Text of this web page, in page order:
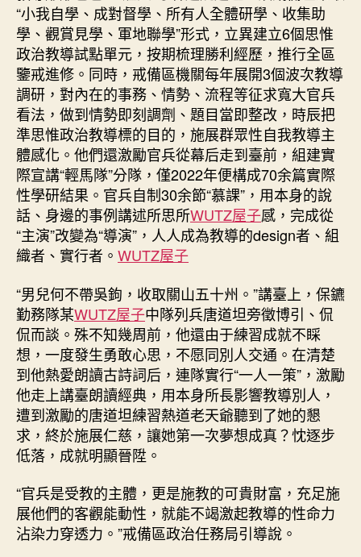
“小我自學、成對督學、所有人全體研學、收集助
學、觀賞見學、軍地聯學”形式，立異建立6個思惟
政治教導試點單元，按期梳理勝利經歷，推行全區
鑒戒進修。同時，戒備區機關每年展開3個波次教導
調研，對內在的事務、情勢、流程等征求寬大官兵
看法，做到情勢即刻調劑、題目當即整改，時辰把
準思惟政治教導標的目的，施展群眾性自我教導主
體感化。他們還激勵官兵從幕后走到臺前，組建實
際宣講“輕馬隊”分隊，僅2022年便構成70余篇實際
性學研結果。官兵自制30余節“慕課”，用本身的說
話、身邊的事例講述所思所WUTZ屋子感，完成從
“主演”改變為“導演”，人人成為教導的design者、組
織者、實行者。 WUTZ屋子
“男兒何不帶吳鉤，收取關山五十州。”講臺上，保鑣
勤務隊某WUTZ屋子中隊列兵唐道坦旁徵博引、侃
侃而談。殊不知幾周前，他還由于練習成就不睬
想，一度發生勇敢心思，不愿同別人交通。在清楚
到他熱愛朗讀古詩詞后，連隊實行“一人一策”，激勵
他走上講臺朗讀經典，用本身所長影響教導別人，
遭到激勵的唐道坦練習熱道老天爺聽到了她的懇
求，終於施展仁慈，讓她第一次夢想成真？忱逐步
低落，成就明顯晉陞。
“官兵是受教的主體，更是施教的可貴財富，充足施
展他們的客觀能動性，就能不竭激起教導的性命力
沾染力穿透力。”戒備區政治任務局引導說。